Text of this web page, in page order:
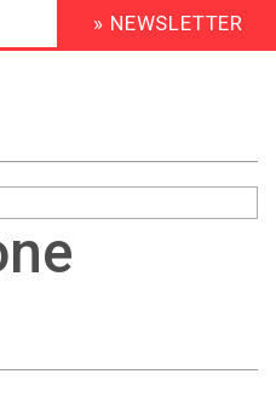
HEADER
MENU
» NEWSLETTER